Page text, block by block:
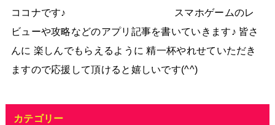
ココナです♪ スマホゲームのレ
ビューや攻略などのアプリ記事を書いていきます♪ 皆さ
んに 楽しんでもらえるように 精一杯やれせていただき
ますので応援して頂けると嬉しいです(^^)
カテゴリー